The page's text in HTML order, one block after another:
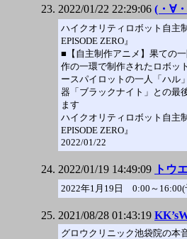
2022/01/22 22:29:06 (・∀
ハイクオリティロボット自主
EPISODE ZERO』
■【自主制作アニメ】果ての一
作の一環で制作されたロボッ
ースパイロットの一人「ハル
器「ブラックナイト」との最
ます
ハイクオリティロボット自主
EPISODE ZERO』
2022/01/22
2022/01/19 14:49:09 トウ
2022年1月19日 0:00～16:00(
2021/08/28 01:43:19
グロウクリニック池袋院の本